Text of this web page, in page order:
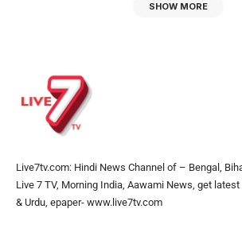
SHOW MORE
Live7tv.com: Hindi News Channel of – Bengal,
Live 7 TV, Morning India, Aawami News, get
& Urdu, epaper- www.live7tv.com